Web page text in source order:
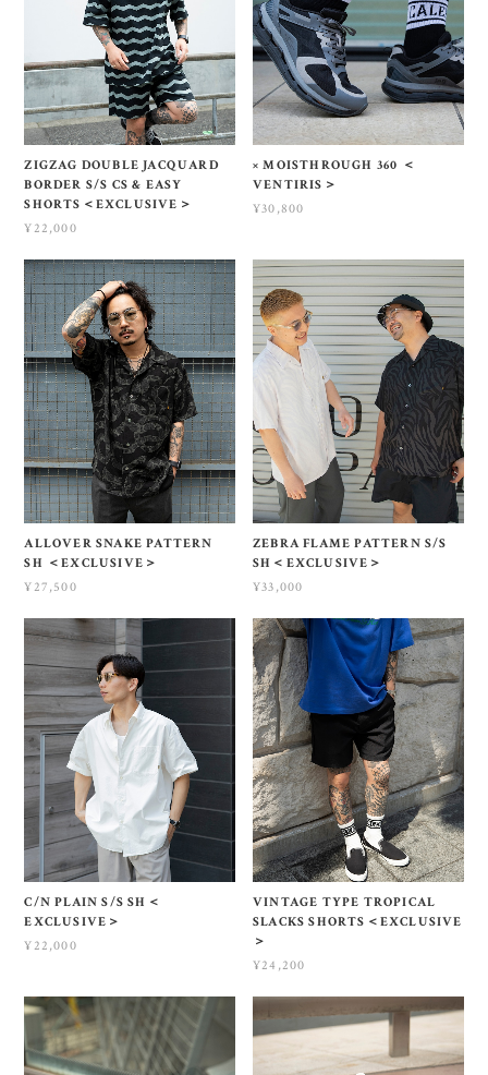
ZIGZAG DOUBLE JACQUARD
BORDER S/S CS & EASY
SHORTS＜EXCLUSIVE＞
¥22,000
× MOISTHROUGH 360 ＜
VENTIRIS＞
¥30,800
ALLOVER SNAKE PATTERN
SH ＜EXCLUSIVE＞
¥27,500
ZEBRA FLAME PATTERN S/S
SH＜EXCLUSIVE＞
¥33,000
C/N PLAIN S/S SH＜
EXCLUSIVE＞
¥22,000
VINTAGE TYPE TROPICAL
SLACKS SHORTS＜EXCLUSIVE
＞
¥24,200